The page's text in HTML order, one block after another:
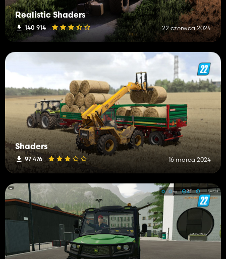
Realistic Shaders
140 914 22 czerwca 2024
Shaders
97 476 16 marca 2024